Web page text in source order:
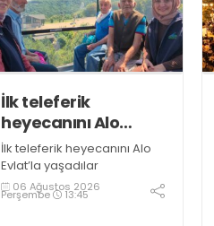
İlk teleferik
heyecanını Alo
Evlat’la yaşadılar
İlk teleferik heyecanını Alo
Evlat’la yaşadılar
06 Ağustos 2026
Perşembe 13:45